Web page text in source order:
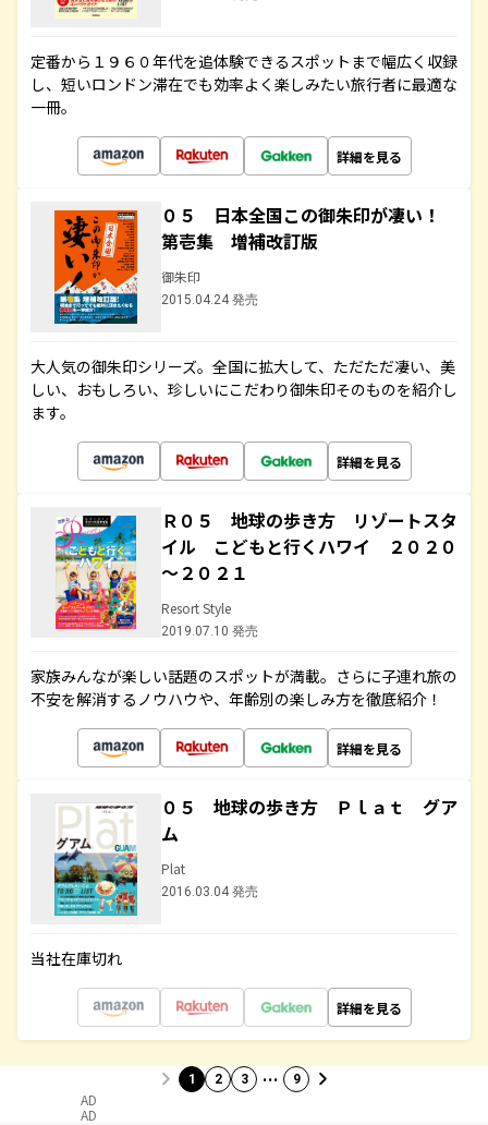
定番から１９６０年代を追体験できるスポットまで幅広く収録
し、短いロンドン滞在でも効率よく楽しみたい旅行者に最適な
一冊。
詳細を見る
０５ 日本全国この御朱印が凄い！
第壱集 増補改訂版
御朱印
2015.04.24 発売
大人気の御朱印シリーズ。全国に拡大して、ただただ凄い、美
しい、おもしろい、珍しいにこだわり御朱印そのものを紹介し
ます。
詳細を見る
Ｒ０５ 地球の歩き方 リゾートスタ
イル こどもと行くハワイ ２０２０
～２０２１
Resort Style
2019.07.10 発売
家族みんなが楽しい話題のスポットが満載。さらに子連れ旅の
不安を解消するノウハウや、年齢別の楽しみ方を徹底紹介！
詳細を見る
０５ 地球の歩き方 Ｐｌａｔ グア
ム
Plat
2016.03.04 発売
当社在庫切れ
詳細を見る
1 2 3 … 9
AD
AD